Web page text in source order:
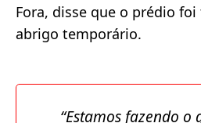
Fora, disse que o prédio
abrigo temporário.
“Estamos fazendo o